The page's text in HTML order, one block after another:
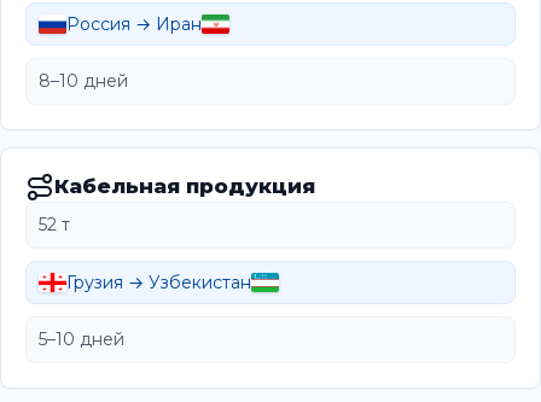
Россия → Иран
8–10 дней
Кабельная продукция
52 т
Грузия → Узбекистан
5–10 дней